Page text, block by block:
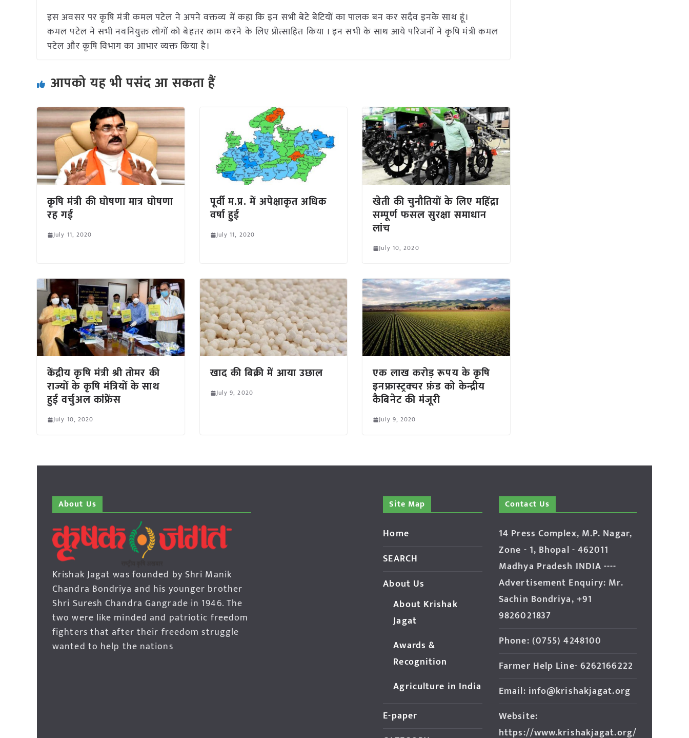
इस अवसर पर कृषि मंत्री कमल पटेल ने अपने वक्तव्य में कहा कि इन सभी बेटे बेटियों का पालक बन कर सदैव इनके साथ हूं।
कमल पटेल ने सभी नवनियुक्त लोगों को बेहतर काम करने के लिए प्रोत्साहित किया । इन सभी के साथ आये परिजनों ने कृषि मंत्री कमल
पटेल और कृषि विभाग का आभार व्यक्त किया है।
आपको यह भी पसंद आ सकता हैं
कृषि मंत्री की घोषणा मात्र घोषणा
रह गई
July 11, 2020
पूर्वी म.प्र. में अपेक्षाकृत अधिक
वर्षा हुई
July 11, 2020
खेती की चुनौतियों के लिए महिंद्रा
सम्पूर्ण फसल सुरक्षा समाधान
लांच
July 10, 2020
केंद्रीय कृषि मंत्री श्री तोमर की
राज्यों के कृषि मंत्रियों के साथ
हुई वर्चुअल कांफ्रेंस
July 10, 2020
खाद की बिक्री में आया उछाल
July 9, 2020
एक लाख करोड़ रूपय के कृषि
इनफ्रास्ट्रक्चर फ़ंड को केन्द्रीय
कैबिनेट की मंजूरी
July 9, 2020
About Us
Krishak Jagat was founded by Shri Manik
Chandra Bondriya and his younger brother
Shri Suresh Chandra Gangrade in 1946. The
two were like minded and patriotic freedom
fighters that after their freedom struggle
wanted to help the nations
Site Map
Home
SEARCH
About Us
About Krishak
Jagat
Awards &
Recognition
Agriculture in India
E-paper
Contact Us
14 Press Complex, M.P. Nagar,
Zone - 1, Bhopal - 462011
Madhya Pradesh INDIA ----
Advertisement Enquiry: Mr.
Sachin Bondriya, +91
9826021837
Phone: (0755) 4248100
Farmer Help Line- 6262166222
Email: info@krishakjagat.org
Website:
https://www.krishakjagat.org/